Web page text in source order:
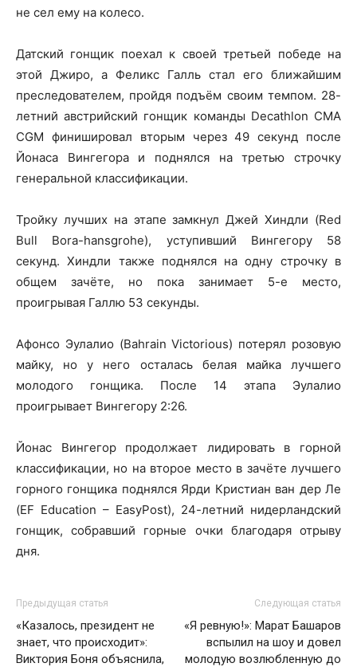
не сел ему на колесо.
Датский гонщик поехал к своей третьей победе на
этой Джиро, а Феликс Галль стал его ближайшим
преследователем, пройдя подъём своим темпом. 28-
летний австрийский гонщик команды Decathlon CMA
CGM финишировал вторым через 49 секунд после
Йонаса Вингегора и поднялся на третью строчку
генеральной классификации.
Тройку лучших на этапе замкнул Джей Хиндли (Red
Bull Bora-hansgrohe), уступивший Вингегору 58
секунд. Хиндли также поднялся на одну строчку в
общем зачёте, но пока занимает 5-е место,
проигрывая Галлю 53 секунды.
Афонсо Эулалио (Bahrain Victorious) потерял розовую
майку, но у него осталась белая майка лучшего
молодого гонщика. После 14 этапа Эулалио
проигрывает Вингегору 2:26.
Йонас Вингегор продолжает лидировать в горной
классификации, но на второе место в зачёте лучшего
горного гонщика поднялся Ярди Кристиан ван дер Ле
(EF Education – EasyPost), 24-летний нидерландский
гонщик, собравший горные очки благодаря отрыву
дня.
Предыдущая статья
«Казалось, президент не
знает, что происходит»:
Виктория Боня объяснила,
Следующая статья
«Я ревную!»: Марат Башаров
вспылил на шоу и довел
молодую возлюбленную до